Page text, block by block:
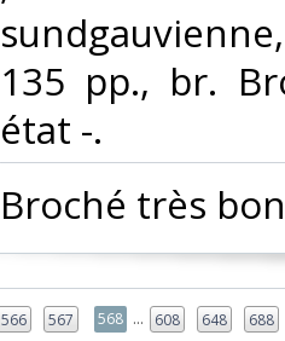
135 pp., br.
état -.‎
‎Broché très
566 567 568 ... 608 648 688